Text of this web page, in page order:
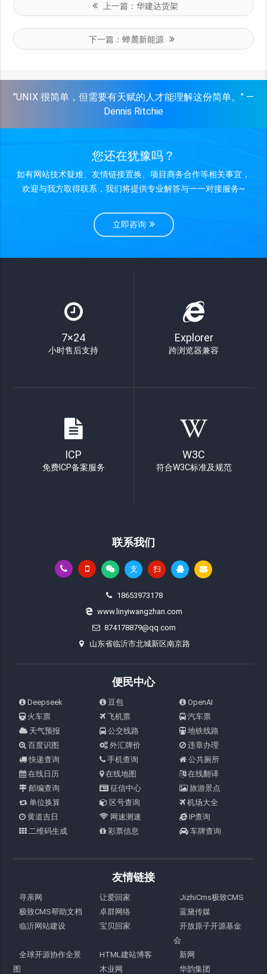
上一篇： 华建达货架
下一篇：蝉麓新能源
"UNIX 很简单，但需要有天赋的人才能理解这份简单。" —
Dennis Ritchie
您还在犹豫吗？
如有网站技术疑难、友情链接置换、项目商务合作等相关事宜，
欢迎与我方取得联系，我们将提供专业解答与一一对接服务~
立即咨询
7×24
小时售后支持
Explorer
跨浏览器兼容
ICP
免费ICP备案服务
W3C
符合W3C标准及规范
联系我们
支 扫
18653973178
www.linyiwangzhan.com
874178879@qq.com
山东省临沂市北城新区南京路
便民中心
Deepseek 豆包
OpenAI
火车票
飞机票
汽车票
天气预报
公交线路
地铁线路
百度识图
外汇牌价
违章办理
快递查询
手机查询
公共厕所
在线日历
在线地图
在线翻译
邮编查询
征信中心
旅游景点
单位换算
区号查询
机场大全
黄道吉日
网速测速
IP查询
二维码生成
彩票信息 车牌查询
友情链接
寻亲网 让爱回家
JizhiCms极致CMS
极致CMS帮助文档
卓群网络
蓝黛传媒
临沂网站建设
宝贝回家
开放原子开源基金
会
全球开源协作全景
图
HTML建站博客
新网
木业网
华韵集团